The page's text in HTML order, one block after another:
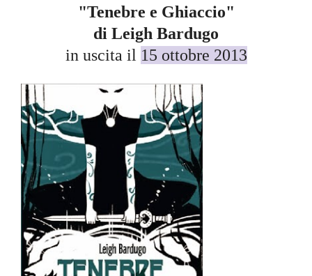
"Tenebre e Ghiaccio"
di Leigh Bardugo
in uscita il 15 ottobre 2013